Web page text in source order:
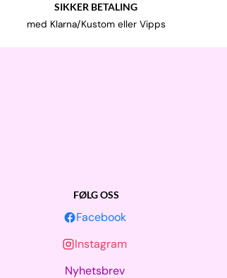
SIKKER BETALING
med Klarna/Kustom eller Vipps
FØLG OSS
Facebook
Instagram
Nyhetsbrev